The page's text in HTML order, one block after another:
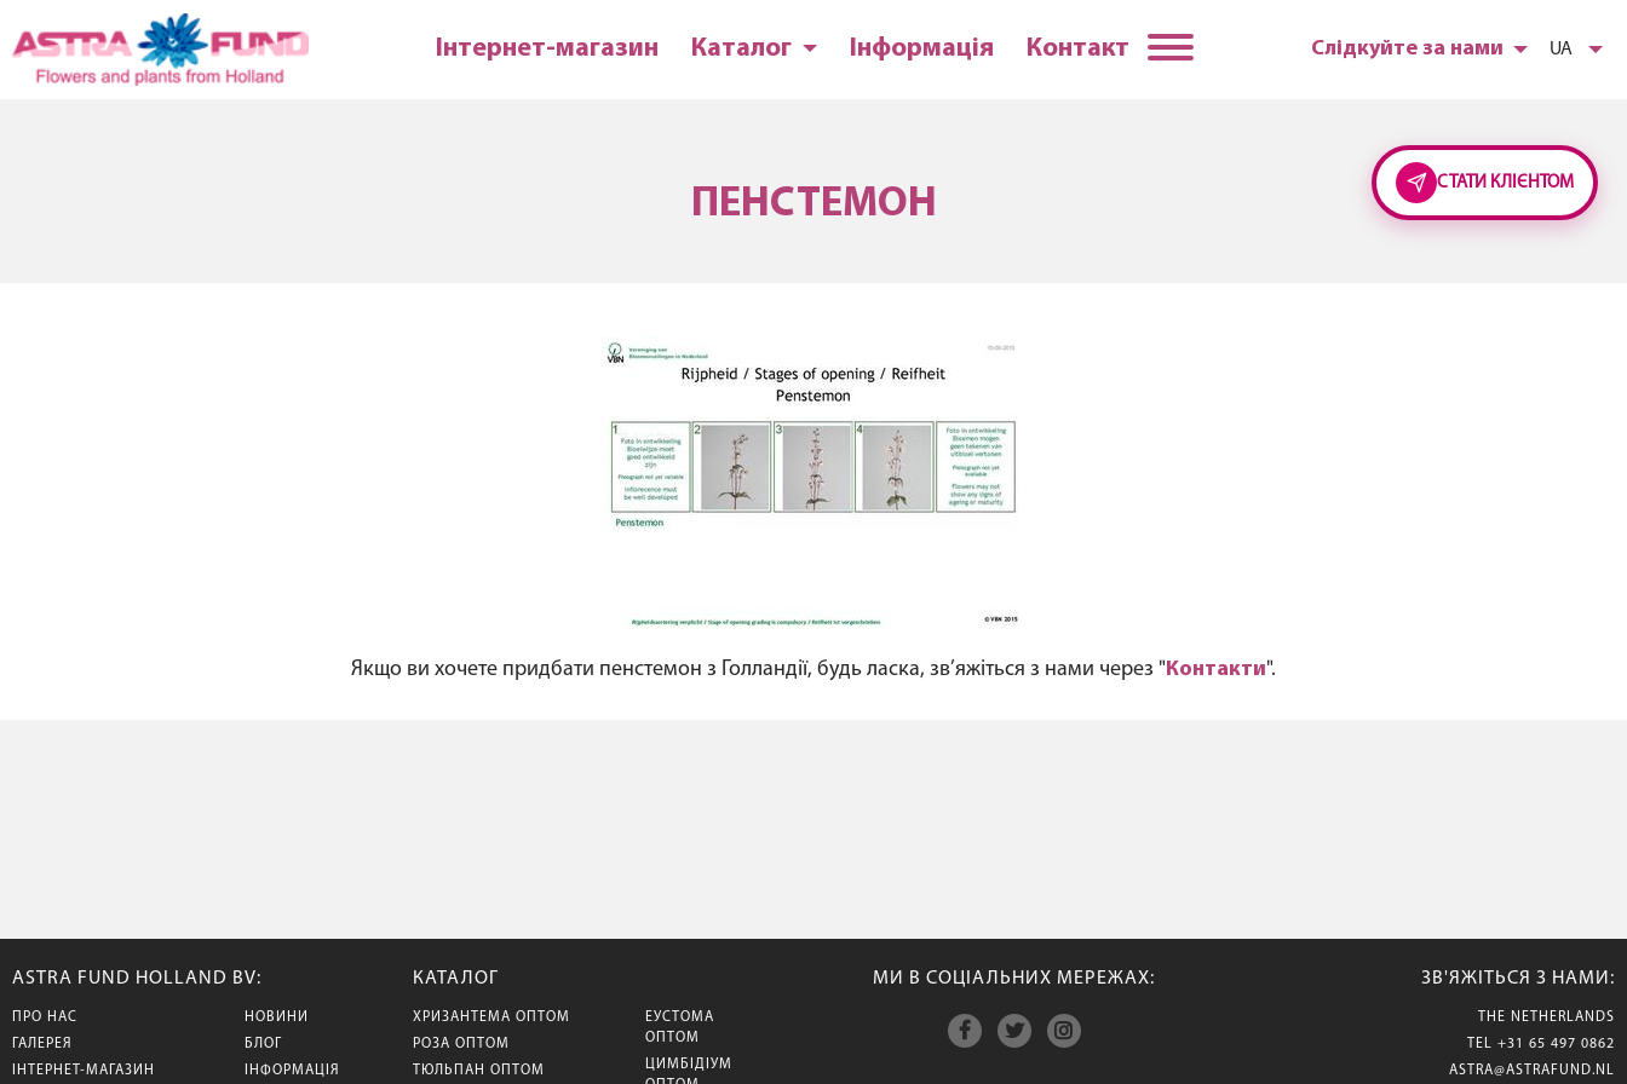
Слідкуйте за нами UA
Інтернет-магазин Каталог Інформація Контакт
ПЕНСТЕМОН
Якщо ви хочете придбати пенстемон з Голландії, будь ласка, зв’яжіться з нами через "Контакти".
ASTRA FUND HOLLAND BV:
ПРО НАС
ГАЛЕРЕЯ
ІНТЕРНЕТ-МАГАЗИН
НОВИНИ
БЛОГ
ІНФОРМАЦІЯ
КАТАЛОГ
ХРИЗАНТЕМА ОПТОМ
РОЗА ОПТОМ
ТЮЛЬПАН ОПТОМ
ЕУСТОМА
ОПТОМ
ЦИМБІДІУМ
МИ В СОЦІАЛЬНИХ МЕРЕЖАХ: ЗВ'ЯЖІТЬСЯ З НАМИ:
THE NETHERLANDS
TEL +31 65 497 0862
ASTRA@ASTRAFUND.NL
СТАТИ КЛІЄНТОМ